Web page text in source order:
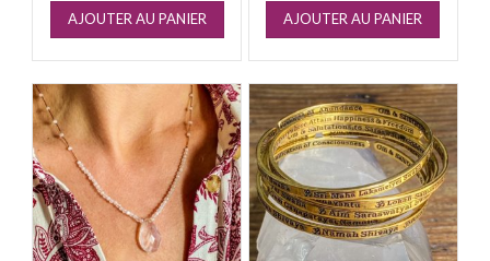
AJOUTER AU PANIER AJOUTER AU PANIER